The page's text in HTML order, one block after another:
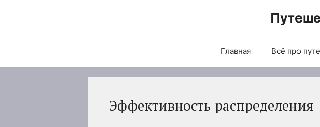
Главная Всё про
Эффективность распределения